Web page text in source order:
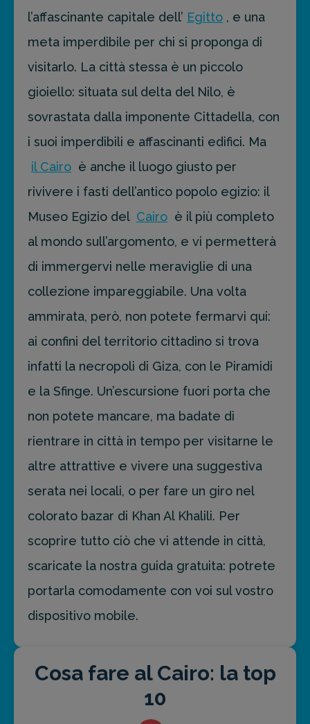
l’affascinante capitale dell’ Egitto , e una
meta imperdibile per chi si proponga di
visitarlo. La città stessa è un piccolo
gioiello: situata sul delta del Nilo, è
sovrastata dalla imponente Cittadella, con
i suoi imperdibili e affascinanti edifici. Ma
il Cairo è anche il luogo giusto per
rivivere i fasti dell’antico popolo egizio: il
Museo Egizio del Cairo è il più completo
al mondo sull’argomento, e vi permetterà
di immergervi nelle meraviglie di una
collezione impareggiabile. Una volta
ammirata, però, non potete fermarvi qui:
ai confini del territorio cittadino si trova
infatti la necropoli di Giza, con le Piramidi
e la Sfinge. Un’escursione fuori porta che
non potete mancare, ma badate di
rientrare in città in tempo per visitarne le
altre attrattive e vivere una suggestiva
serata nei locali, o per fare un giro nel
colorato bazar di Khan Al Khalili. Per
scoprire tutto ciò che vi attende in città,
scaricate la nostra guida gratuita: potrete
portarla comodamente con voi sul vostro
dispositivo mobile.
Cosa fare al Cairo: la top
10